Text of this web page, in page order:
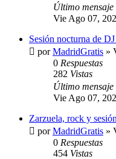
Último mensaje
Vie Ago 07,
Sesión nocturna de
porMadridGratis »
0 Respuestas
282 Vistas
Último mensaje
Vie Ago 07,
Zarzuela, rock y
porMadridGratis »
0 Respuestas
454 Vistas